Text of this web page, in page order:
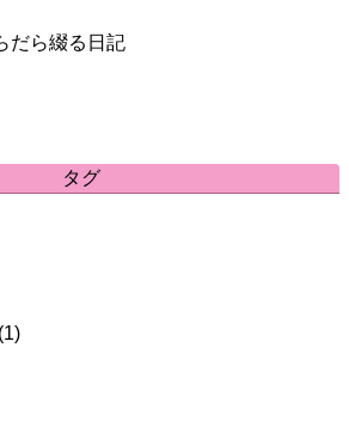
だら綴る日記
タグ
(1)